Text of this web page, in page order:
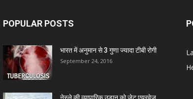
POPULAR POSTS
भारत में अनुमान से 3 गुणा ज्यादा टीबी रोगी
September 24, 2016